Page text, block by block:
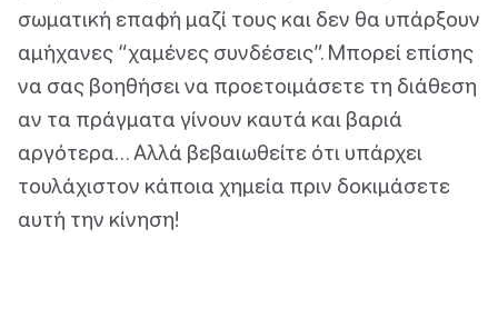
σωματική επαφή μαζί τους και δεν θα υπάρξουν
αμήχανες “χαμένες συνδέσεις”. Μπορεί επίσης
να σας βοηθήσει να προετοιμάσετε τη διάθεση
αν τα πράγματα γίνουν καυτά και βαριά
αργότερα… Αλλά βεβαιωθείτε ότι υπάρχει
τουλάχιστον κάποια χημεία πριν δοκιμάσετε
αυτή την κίνηση!